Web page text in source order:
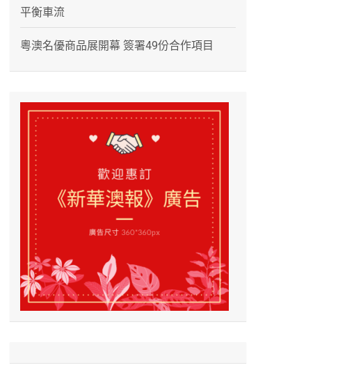
平衡車流
粵澳名優商品展開幕 簽署49份合作項目